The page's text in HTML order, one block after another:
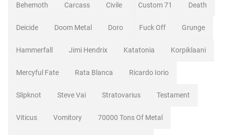
Behemoth Carcass Civile Custom 71 Death
Deicide Doom Metal Doro Fuck Off Grunge
Hammerfall Jimi Hendrix Katatonia Korpiklaani
Mercyful Fate Rata Blanca Ricardo Iorio
Slipknot Steve Vai Stratovarius Testament
Viticus Vomitory 70000 Tons Of Metal